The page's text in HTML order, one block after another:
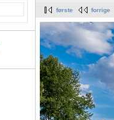
første forrige